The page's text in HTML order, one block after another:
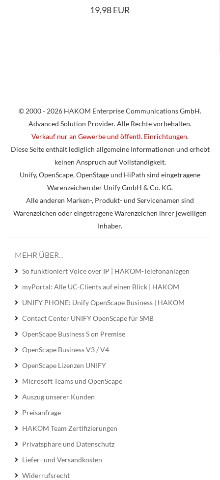
19,98 EUR
© 2000 - 2026 HAKOM Enterprise Communications GmbH.
Advanced Solution Provider. Alle Rechte vorbehalten.
Verkauf nur an Gewerbe und öffentl. Einrichtungen.
Diese Seite enthält lediglich allgemeine Informationen und erhebt
keinen Anspruch auf Vollständigkeit.
Unify, OpenScape, OpenStage und HiPath sind eingetragene
Warenzeichen der Unify GmbH & Co. KG.
Alle anderen Marken-, Produkt- und Servicenamen sind
Warenzeichen oder eingetragene Warenzeichen ihrer jeweiligen
Inhaber.
MEHR ÜBER...
So funktioniert Voice over IP | HAKOM-Telefonanlagen
myPortal: Alle UC-Clients auf einen Blick | HAKOM
UNIFY PHONE: Unify OpenScape Business | HAKOM
Contact Center UNIFY OpenScape für SMB
OpenScape Business S on Premise
OpenScape Business V3 / V4
OpenScape Lizenzen UNIFY
Microsoft Teams und OpenScape
Auszug unserer Kunden
Preisanfrage
HAKOM Team Zertifizierungen
Privatsphäre und Datenschutz
Liefer- und Versandkosten
Widerrufsrecht